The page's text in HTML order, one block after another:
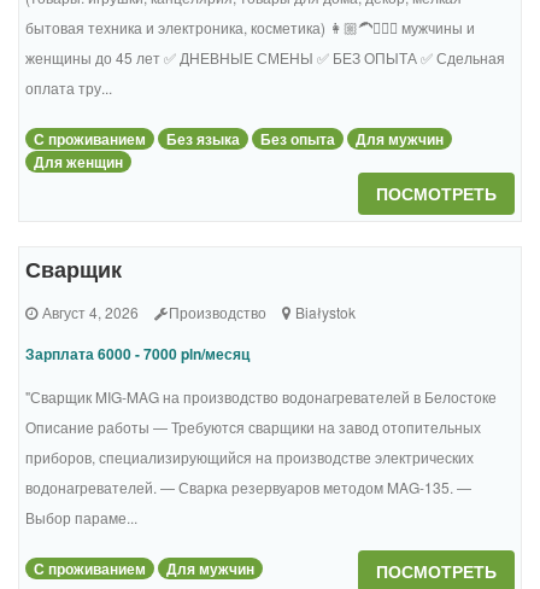
бытовая техника и электроника, косметика) 👩🏼‍🦱🧔🏻‍♂️ мужчины и
женщины до 45 лет ✅ ДНЕВНЫЕ СМЕНЫ ✅ БЕЗ ОПЫТА ✅ Сдельная
оплата тру...
С проживанием Без языка Без опыта
Для мужчин
Для женщин
ПОСМОТРЕТЬ
Сварщик
Август 4, 2026 Производство Białystok
Зарплата 6000 - 7000 pln/месяц
"Сварщик MIG-MAG на производство водонагревателей в Белостоке
Описание работы — Требуются сварщики на завод отопительных
приборов, специализирующийся на производстве электрических
водонагревателей. — Сварка резервуаров методом MAG-135. —
Выбор параме...
С проживанием Для мужчин ПОСМОТРЕТЬ